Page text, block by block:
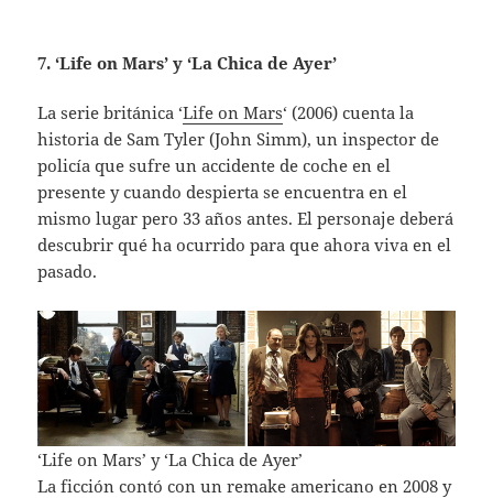
7. ‘Life on Mars’ y ‘La Chica de Ayer’
La serie británica ‘Life on Mars‘ (2006) cuenta la
historia de Sam Tyler (John Simm), un inspector de
policía que sufre un accidente de coche en el
presente y cuando despierta se encuentra en el
mismo lugar pero 33 años antes. El personaje deberá
descubrir qué ha ocurrido para que ahora viva en el
pasado.
‘Life on Mars’ y ‘La Chica de Ayer’
La ficción contó con un remake americano en 2008 y